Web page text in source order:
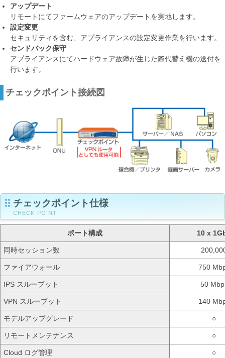
アップデート
リモートにてファームウェアのアップデートを実地します。
設定変更
セキュリティを含む、アプライアンスの設定変更作業を行います。
センドバック保守
アプライアンスにてハードウェア故障が生じた際代替え機の送付を
行います。
チェックポイント接続図
チェックポイント仕様
CHECK POINT
ポート構成 10 x
同時セッション数
ファイアウォール 750
IPS スループット 50
VPN スループット 140
モデルアップグレード ○
リモートメンテナンス ○
Cloud ログ管理 ○